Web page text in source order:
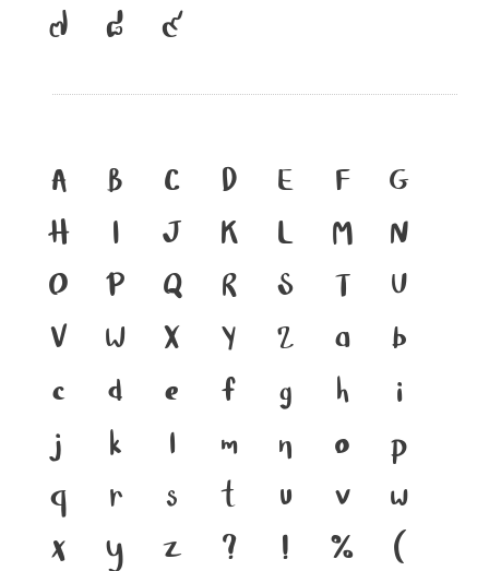
๗
๘ ๙
A B C D E F
G
H
I J K L M
N
O
P Q R S T
U
V
W X Y Z a
b
c
d e f g h
i
j
k l m n o
p
q
r s t u v
w
x
y z ? ! %
(